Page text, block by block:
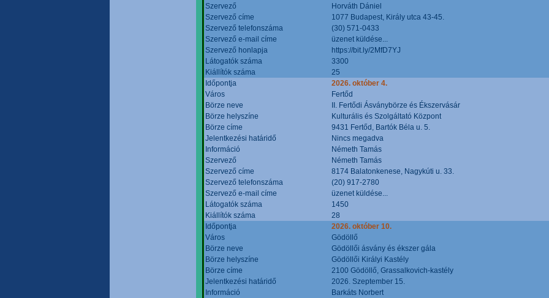
Szervező
Horváth Dániel
Szervező címe
1077 Budapest, Király utca 43-45.
Szervező telefonszáma
(30) 571-0433
Szervező e-mail címe
üzenet küldése...
Szervező honlapja
https://bit.ly/2MfD7YJ
Látogatók száma
3300
Kiállítók száma
25
Időpontja
2026. október 4.
Város
Fertőd
Börze neve
II. Fertődi Ásványbörze és Ékszervásár
Börze helyszíne
Kulturális és Szolgáltató Központ
Börze címe
9431 Fertőd, Bartók Béla u. 5.
Jelentkezési határidő
Nincs megadva
Információ
Németh Tamás
Szervező
Németh Tamás
Szervező címe
8174 Balatonkenese, Nagykúti u. 33.
Szervező telefonszáma
(20) 917-2780
Szervező e-mail címe
üzenet küldése...
Látogatók száma
1450
Kiállítók száma
28
Időpontja
2026. október 10.
Város
Gödöllő
Börze neve
Gödöllői ásvány és ékszer gála
Börze helyszíne
Gödöllői Királyi Kastély
Börze címe
2100 Gödöllő, Grassalkovich-kastély
Jelentkezési határidő
2026. Szeptember 15.
Információ
Barkáts Norbert